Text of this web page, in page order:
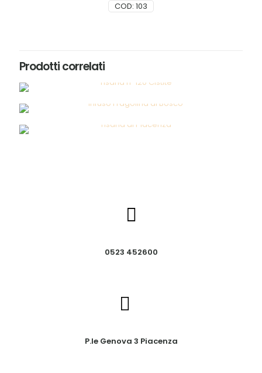
COD: 103
Prodotti correlati
0523 452600
P.le Genova 3 Piacenza